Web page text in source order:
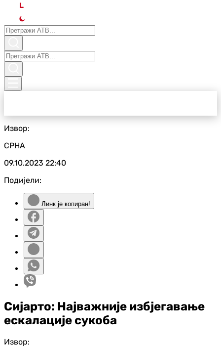
L
Извор:
СРНА
09.10.2023 22:40
Подијели:
Линк је копиран!
Сијарто: Најважније избјегавање
ескалације сукоба
Извор: